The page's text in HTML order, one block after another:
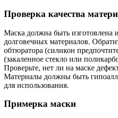
Проверка качества
Маска должна быть изготовлена
долговечных материалов.
обтюратора (силикон
(закаленное стекло или
Проверьте, нет ли на маске
Материалы должны быть
для использования.
Примерка маски